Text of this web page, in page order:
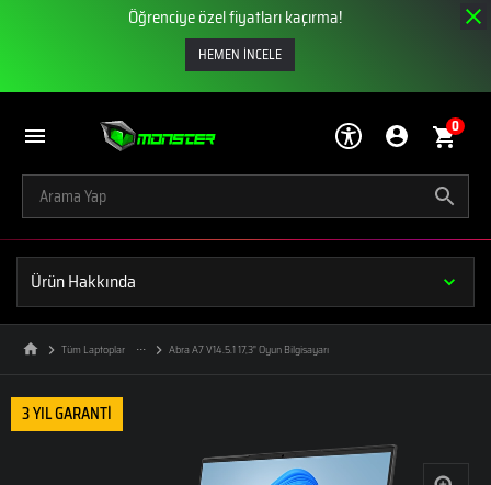
Öğrenciye özel fiyatları kaçırma!
HEMEN İNCELE
0
Ürün Hakkında
Tüm Laptoplar Abra A7 V14.5.1 17,3" Oyun Bilgisayarı
3 YIL GARANTİ